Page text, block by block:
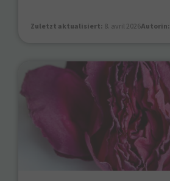
Zuletzt aktualisiert: 8. avril 2026Autorin: